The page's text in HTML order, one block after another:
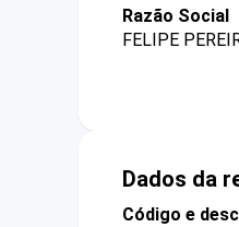
Razão Social
FELIPE
Dados da
Código e